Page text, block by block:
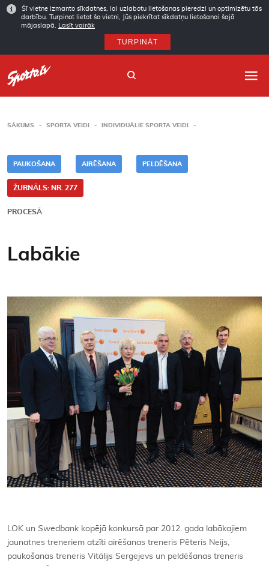
Šī vietne izmanto sīkdatnes, lai uzlabotu lietošanas pieredzi un optimizētu tās
darbību. Turpinot lietot šo vietni, Jūs piekrītat sīkdatņu lietošanai šajā
mājaslapā.
Lasīt vairāk
TURPINĀT
SĀKUMS SPORTA VEIDI INDIVIDUĀLIE SPORTA VEIDI
PAUKOŠANA AIRĒŠANA PELDĒŠANA
ŽURNĀLS: NR. 277
PROCESĀ
Labākie
LOK un Swedbank kopējā konkursā par 2012. gada labākajiem
jaunatnes treneriem atzīti airēšanas treneris Pēteris Neijs,
paukošanas treneris Vitālijs Sergejevs un peldēšanas treneris